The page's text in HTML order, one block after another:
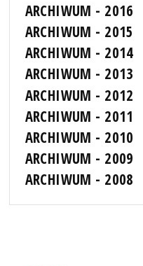
ARCHIWUM - 2016
ARCHIWUM - 2015
ARCHIWUM - 2014
ARCHIWUM - 2013
ARCHIWUM - 2012
ARCHIWUM - 2011
ARCHIWUM - 2010
ARCHIWUM - 2009
ARCHIWUM - 2008